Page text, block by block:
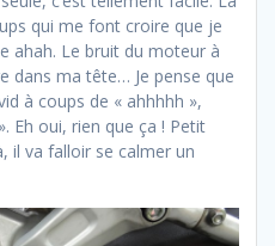
qui me font croire que je
ahah. Le bruit du moteur à
dans ma tête… Je pense que
à coups de « ahhhhh »,
Eh oui, rien que ça ! Petit
il va falloir se calmer un